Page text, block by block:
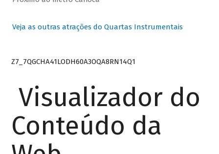
Veja as outras atrações do Quartas Instrumentais
Z7_7QGCHA41LODH60A3OQA8RN14Q1
Visualizador do
Conteúdo da